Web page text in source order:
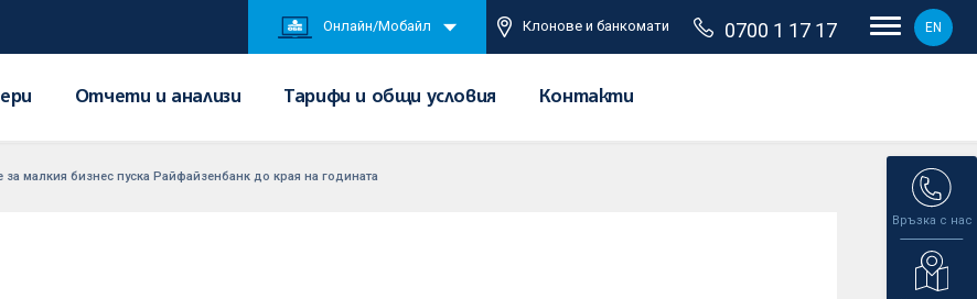
Онлайн/Мобайл Клонове и банкомати 0700 1 17 17 EN
Отчети и анализи Тарифи и общи условия Контакти
Връзка с нас
малкия бизнес пуска Райфайзенбанк до края на годината